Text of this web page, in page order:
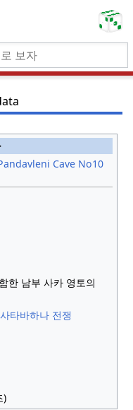
한 남부 사카 영토의
타바하나 전쟁
)